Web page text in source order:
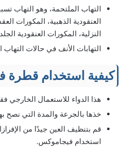
التهاب الملتحمة، وهو التهاب
العنقودية الذهبية، المكورات
النزلية، المكورات العنقودية
التهابات الأنف في حالات التهاب
كيفية استخدام قطرة
هذا الدواء للاستعمال الخارجي
خذها بالجرعة والمدة التي نصح
قم بتنظيف العين جيدًا من
استخدام فيجاموكس.